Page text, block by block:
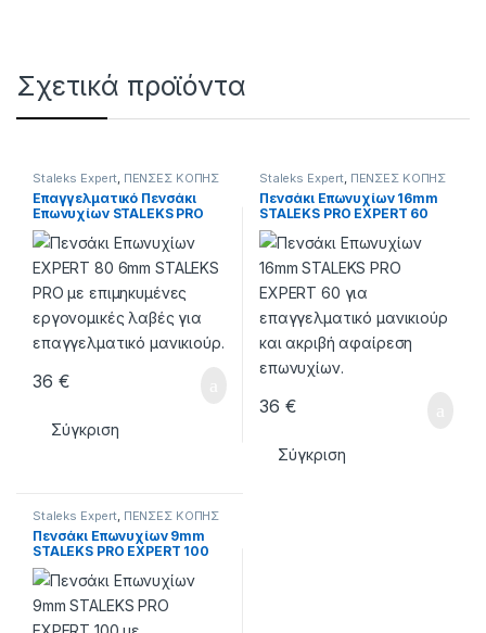
Σχετικά προϊόντα
Staleks Expert, ΠΕΝΣΕΣ KOΠΗΣ
Επαγγελματικό Πενσάκι
Επωνυχίων STALEKS PRO
EXPERT 80 – 6 mm
36 €
Σύγκριση
Staleks Expert, ΠΕΝΣΕΣ KOΠΗΣ
Πενσάκι Επωνυχίων 16mm
STALEKS PRO EXPERT 60
36 €
Σύγκριση
Staleks Expert, ΠΕΝΣΕΣ KOΠΗΣ
Πενσάκι Επωνυχίων 9mm
STALEKS PRO EXPERT 100